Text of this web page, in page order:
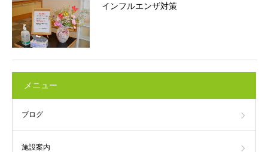
インフルエンザ対策
メニュー
ブログ
施設案内